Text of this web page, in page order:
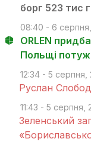
борг 523 тис
08:40 - 6
ORLEN
Польщі
12:34 - 5 серпня,
Руслан
11:43 - 5 серпня,
Зеленський